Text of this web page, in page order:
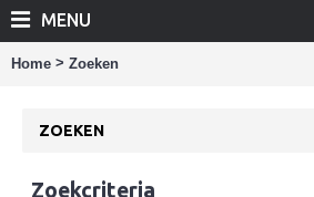
MENU
Home > Zoeken
ZOEKEN
Zoekcriteria